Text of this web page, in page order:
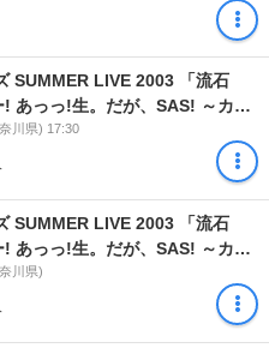
SUMMER LIVE 2003 「流石
あっっ!生。だが、SAS! ～カー
～」
川県) 17:30
SUMMER LIVE 2003 「流石
あっっ!生。だが、SAS! ～カー
～」
川県)